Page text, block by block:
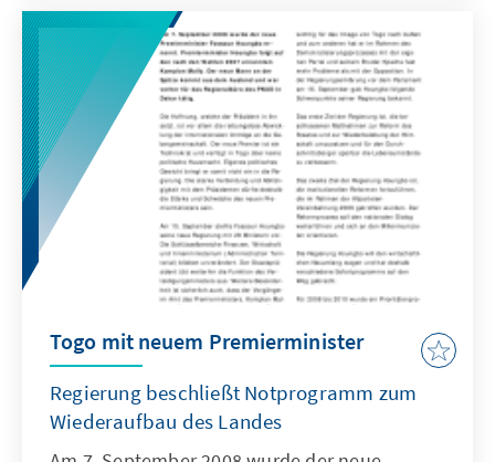
natürlicher Nachfolger von Präsident Tandja
galt, wurde zum Hauptgegner des
Präsidenten. Viele politische Beobachter
konnten sich lange nicht erklären, welchen
Sinn die Anstrengungen des Präsidenten
haben könnten, mit allen Mitteln Amadou,
den Vorsitzenden der Regierungspartei MNSD
– Nassara, als Kandidaten für die
Präsidentschaftswahlen im Jahre 2009 zu
Togo mit neuem Premierminister
Regierung beschließt Notprogramm zum
Wiederaufbau des Landes